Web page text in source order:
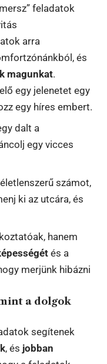
feladatok
arra
és
magunkat.
egy jelenetet egy
egy híres embert.
dalt a
egy vicces
számot,
ki az utcára, és
hanem
és a
merjünk hibázni
a dolgok
segítenek
, és jobban